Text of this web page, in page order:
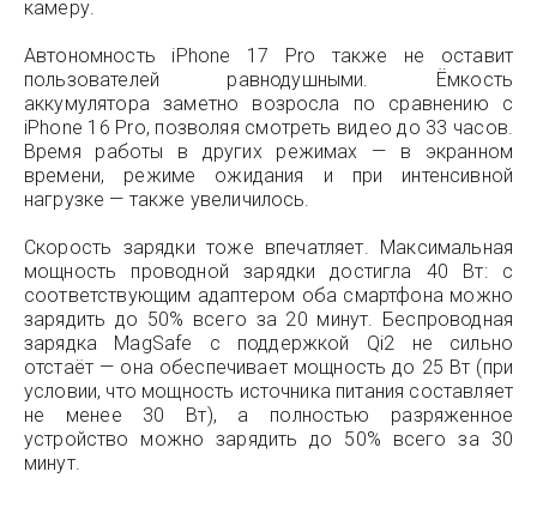
камеру.
Автономность iPhone 17 Pro также не оставит
пользователей равнодушными. Ёмкость
аккумулятора заметно возросла по сравнению с
iPhone 16 Pro, позволяя смотреть видео до 33 часов.
Время работы в других режимах — в экранном
времени, режиме ожидания и при интенсивной
нагрузке — также увеличилось.
Скорость зарядки тоже впечатляет. Максимальная
мощность проводной зарядки достигла 40 Вт: с
соответствующим адаптером оба смартфона можно
зарядить до 50% всего за 20 минут. Беспроводная
зарядка MagSafe с поддержкой Qi2 не сильно
отстаёт — она обеспечивает мощность до 25 Вт (при
условии, что мощность источника питания составляет
не менее 30 Вт), а полностью разряженное
устройство можно зарядить до 50% всего за 30
минут.